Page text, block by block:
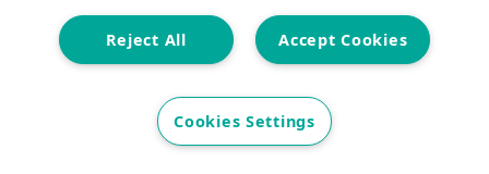
Politica de privacidad
Política de cookies
Accesibilidad
© 2026 Vivegreen - Todos los derechos reservados - UCI
SERVICIOS PARA PROFESIONALES INMOBILIARIOS, S.A.U
Accept Cookies
Reject All
Cookies Settings